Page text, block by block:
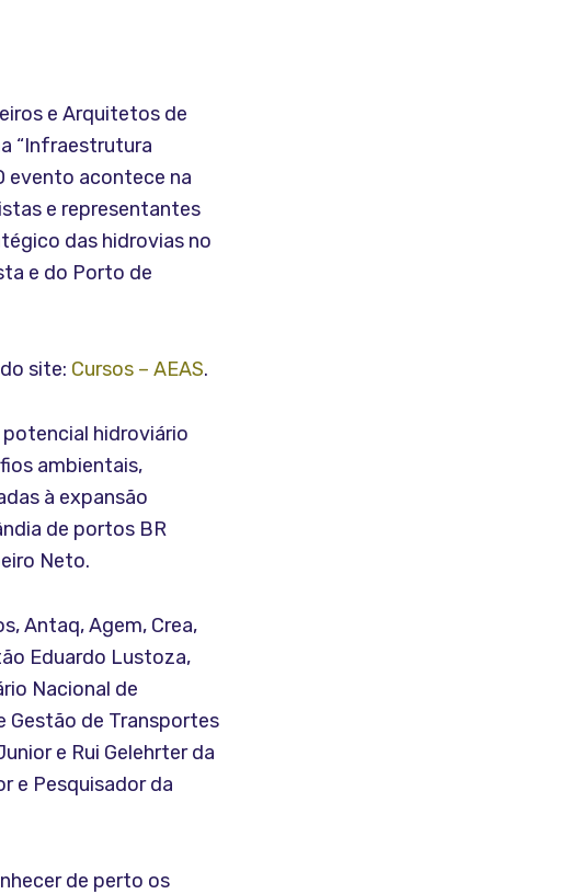
e Arquitetos de
“Infraestrutura
evento acontece na
e representantes
das hidrovias no
e do Porto de
site: Cursos – AEAS.
hidroviário
ambientais,
à expansão
de portos BR
Neto.
Antaq, Agem, Crea,
Eduardo Lustoza,
Nacional de
Gestão de Transportes
e Rui Gelehrter da
e Pesquisador da
de perto os